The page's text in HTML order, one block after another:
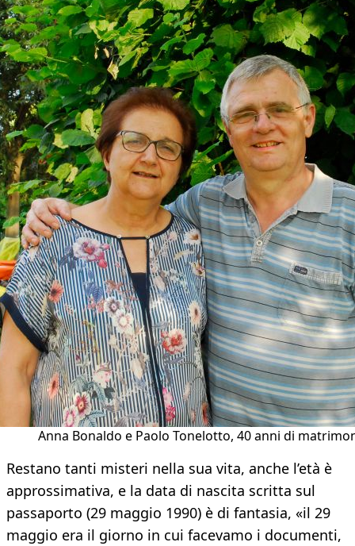
Anna Bonaldo e Paolo Tonelotto, 40 anni di
Restano tanti misteri nella sua vita, anche l’età è
approssimativa, e la data di nascita scritta sul
passaporto (29 maggio 1990) è di fantasia, «il 29
maggio era il giorno in cui facevamo i documenti,